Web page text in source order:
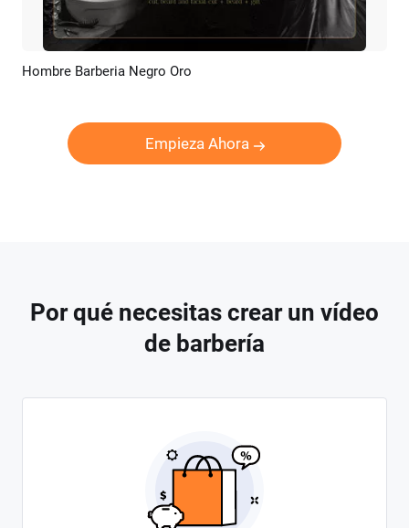
Previsualizar
Hombre Barberia Negro Oro
Empieza Ahora
Por qué necesitas crear un vídeo
de barbería